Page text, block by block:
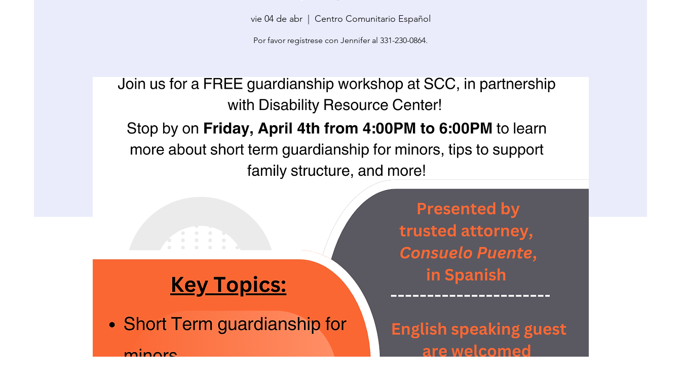
vie 04 de abr
  |
Centro Comunitario Español
Por favor regístrese con Jennifer al 331-230-0864.